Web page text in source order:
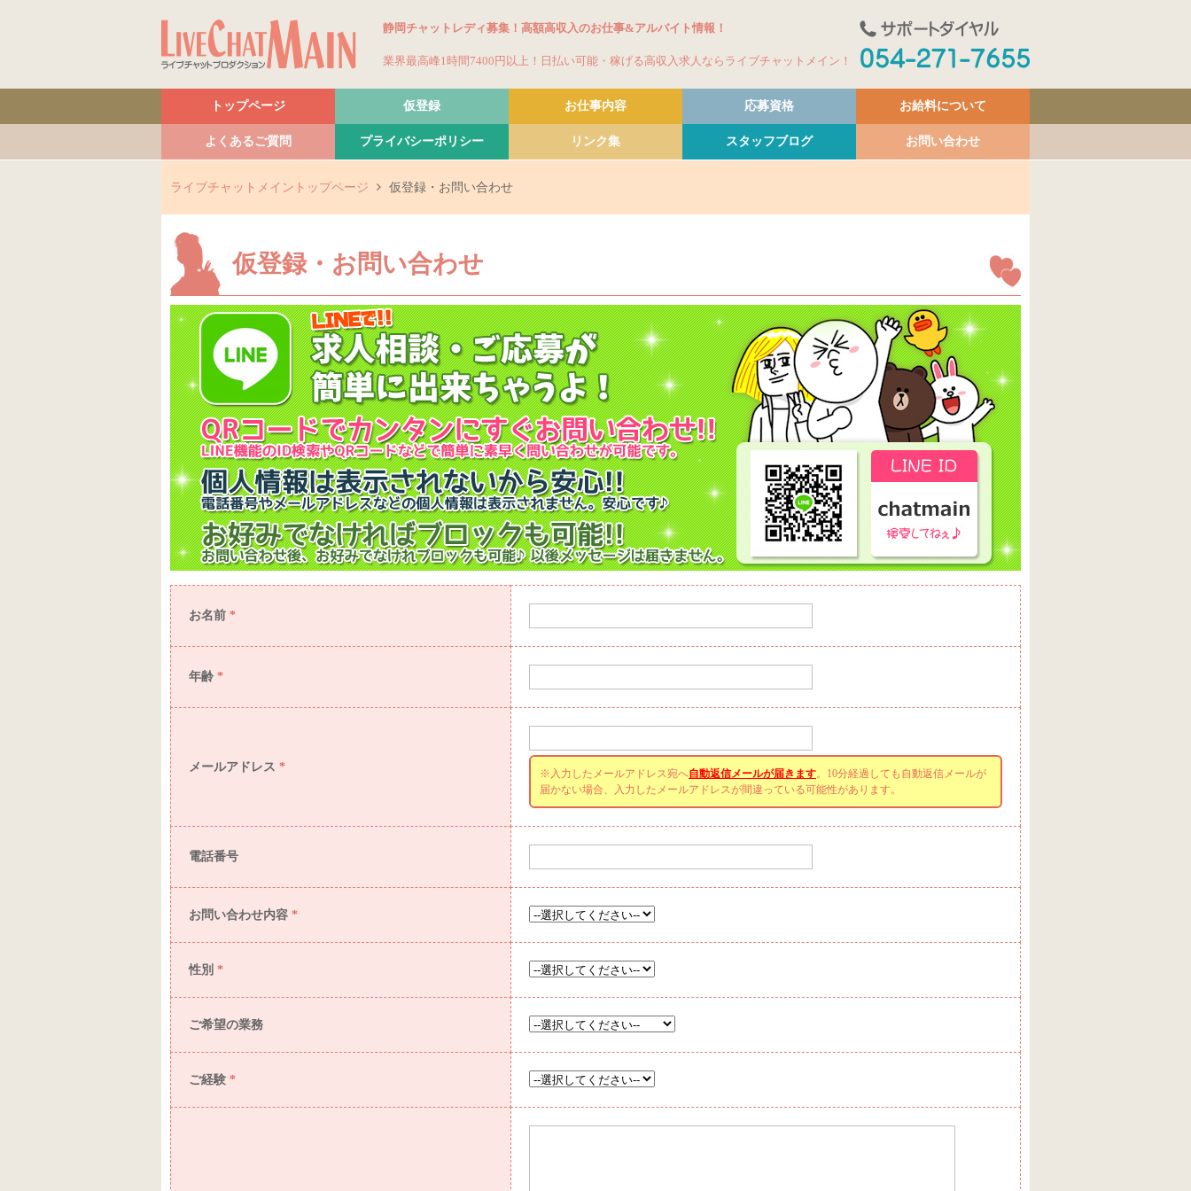
静岡チャットレディ募集！高額高収入のお仕事&アルバイト情報！
業界最高峰1時間7400円以上！日払い可能・稼げる高収入求人ならライブチャットメイン！
トップページ 仮登録 お仕事内容 応募資格 お給料について
よくあるご質問 プライバシーポリシー リンク集 スタッフブログ お問い合わせ
ライブチャットメイントップページ 仮登録・お問い合わせ
仮登録・お問い合わせ
お名前 *
年齢 *
メールアドレス * ※入力したメールアドレス宛へ自動返信メールが届きます。10分経過しても自動返信メールが
届かない場合、入力したメールアドレスが間違っている可能性があります。
電話番号
お問い合わせ内容 *
性別 *
ご希望の業務
ご経験 *